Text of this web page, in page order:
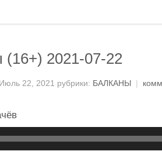
(16+) 2021-07-22
22, 2021 рубрики: БАЛКАНЫ |